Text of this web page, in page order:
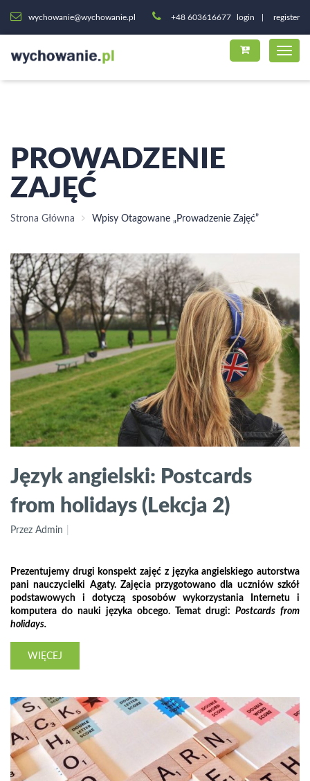
wychowanie@wychowanie.pl +48 603616677 login register
PROWADZENIE
ZAJĘĆ
Strona Główna Wpisy Otagowane „prowadzenie Zajęć”
Język angielski: Postcards
from holidays (Lekcja 2)
Przez Admin
Prezentujemy drugi konspekt zajęć z języka angielskiego autorstwa
pani nauczycielki Agaty. Zajęcia przygotowano dla uczniów szkół
podstawowych i dotyczą sposobów wykorzystania Internetu i
komputera do nauki języka obcego. Temat drugi: Postcards from
holidays.
WIĘCEJ